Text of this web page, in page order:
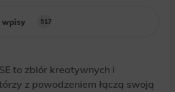
wpisy 517
to zbiór kreatywnych i
z powodzeniem łączą swoją